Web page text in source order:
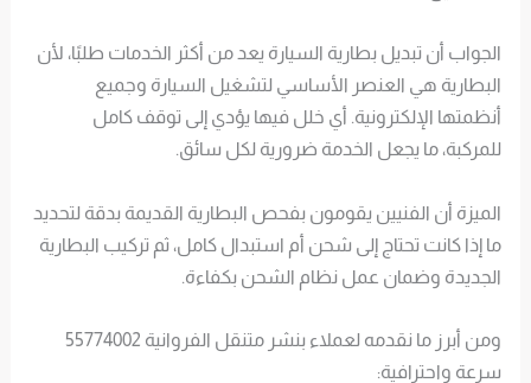
الجواب أن تبديل بطارية السيارة يعد من أكثر الخدمات طلبًا، لأن
البطارية هي العنصر الأساسي لتشغيل السيارة وجميع
أنظمتها الإلكترونية. أي خلل فيها يؤدي إلى توقف كامل
للمركبة، ما يجعل الخدمة ضرورية لكل سائق.
الميزة أن الفنيين يقومون بفحص البطارية القديمة بدقة لتحديد
ما إذا كانت تحتاج إلى شحن أم استبدال كامل، ثم تركيب البطارية
الجديدة وضمان عمل نظام الشحن بكفاءة.
ومن أبرز ما نقدمه لعملاء بنشر متنقل الفروانية 55774002
سرعة واحترافية: